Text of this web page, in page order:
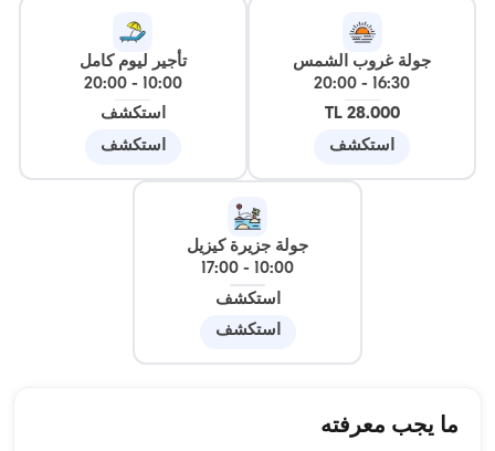
جولة غروب الشمس
16:30
-
20:00
28.000 TL
استكشف
تأجير ليوم كامل
10:00
-
20:00
استكشف
استكشف
جولة جزيرة كيزيل
10:00
-
17:00
استكشف
استكشف
ما يجب معرفته